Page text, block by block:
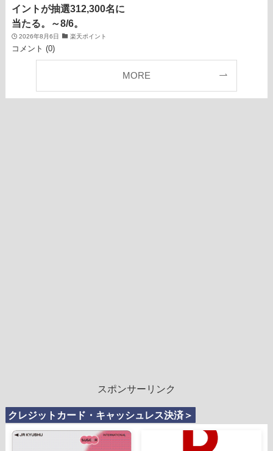
イントが抽選312,300名に
当たる。～8/6。
2026年8月6日 楽天ポイント
コメント (0)
MORE
スポンサーリンク
クレジットカード・キャッシュレス決済＞